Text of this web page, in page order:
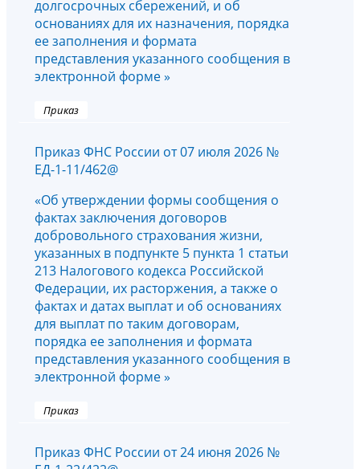
долгосрочных сбережений, и об
основаниях для их назначения, порядка
ее заполнения и формата
представления указанного сообщения в
электронной форме »
Приказ
Приказ ФНС России от 07 июля 2026 №
ЕД-1-11/462@
«Об утверждении формы сообщения о
фактах заключения договоров
добровольного страхования жизни,
указанных в подпункте 5 пункта 1 статьи
213 Налогового кодекса Российской
Федерации, их расторжения, а также о
фактах и датах выплат и об основаниях
для выплат по таким договорам,
порядка ее заполнения и формата
представления указанного сообщения в
электронной форме »
Приказ
Приказ ФНС России от 24 июня 2026 №